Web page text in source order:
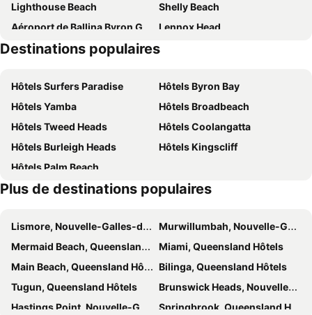
Oceanic 3 East Ballina
Bay Shore Villa
Lighthouse Beach
Shelly Beach
Aéroport de Ballina Byron Gateway
Lennox Head
Goonellabah
Tallow Beach
Casino Airport
Main Beach
Destinations populaires
Hôtels Surfers Paradise
Hôtels Byron Bay
Hôtels Yamba
Hôtels Broadbeach
Hôtels Tweed Heads
Hôtels Coolangatta
Hôtels Burleigh Heads
Hôtels Kingscliff
Hôtels Palm Beach
Plus de destinations populaires
Lismore, Nouvelle-Galles-du-Sud Hôtels
Murwillumbah, Nouvelle-Galles-du-Sud Hôtels
Mermaid Beach, Queensland Hôtels
Miami, Queensland Hôtels
Main Beach, Queensland Hôtels
Bilinga, Queensland Hôtels
Tugun, Queensland Hôtels
Brunswick Heads, Nouvelle-Galles-du-Sud Hôtels
Hastings Point, Nouvelle-Galles-du-Sud Hôtels
Springbrook, Queensland Hôtels